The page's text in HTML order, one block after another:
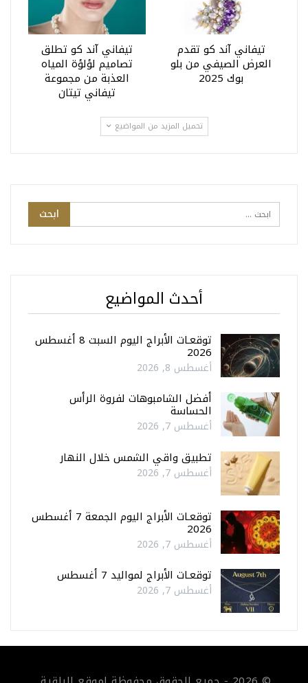
تيفاني آند كو تقدم
العرض الصيفي من بلو
بوك 2025
تيفاني آند كو تطلق
تصاميم لؤلؤة المياه
العذبة من مجموعة
تيفاني تيتان
تحميل المزيد من المواضيع
أحدث المواضيع
توقعـات الأبراج اليوم السبت 8 أغسطس
2026
أغسطس 8, 2026
أفضل الشامبوهات لفروة الرأس
الحساسة
أغسطس 7, 2026
تطبيق واقي الشمس خلال النهار
أغسطس 7, 2026
توقعـات الأبراج اليوم الجمعة 7 أغسطس
2026
أغسطس 7, 2026
توقعـات الأبراج لمواليد 7 أغسطس
أغسطس 7, 2026